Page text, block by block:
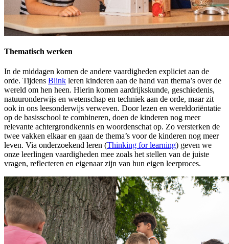
Thematisch werken
In de middagen komen de andere vaardigheden expliciet aan de
orde. Tijdens Blink leren kinderen aan de hand van thema’s over de
wereld om hen heen. Hierin komen aardrijkskunde, geschiedenis,
natuuronderwijs en wetenschap en techniek aan de orde, maar zit
ook in ons leesonderwijs verweven. Door lezen en wereldoriëntatie
op de basisschool te combineren, doen de kinderen nog meer
relevante achtergrondkennis en woordenschat op. Zo versterken de
twee vakken elkaar en gaan de thema’s voor de kinderen nog meer
leven. Via onderzoekend leren (Thinking for learning) geven we
onze leerlingen vaardigheden mee zoals het stellen van de juiste
vragen, reflecteren en eigenaar zijn van hun eigen leerproces.